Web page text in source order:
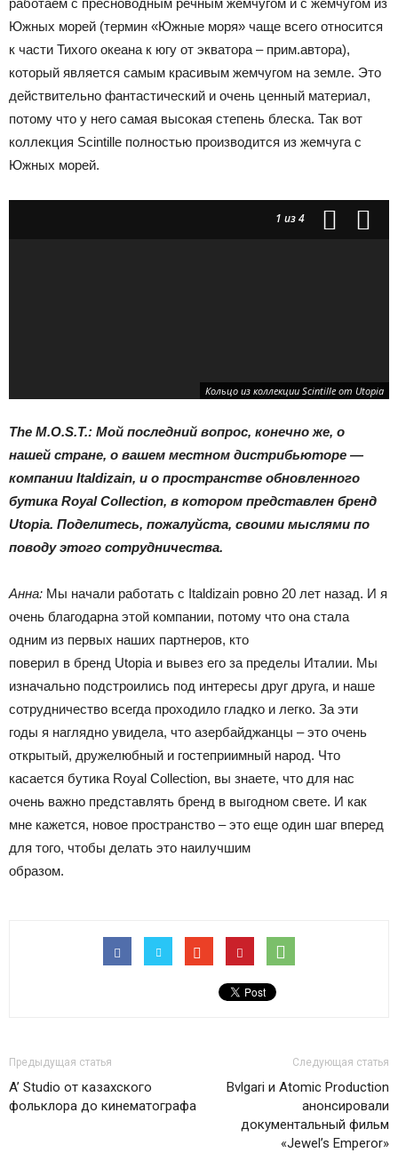
работаем с пресноводным речным жемчугом и с жемчугом из
Южных морей (термин «Южные моря» чаще всего относится
к части Тихого океана к югу от экватора – прим.автора),
который является самым красивым жемчугом на земле. Это
действительно фантастический и очень ценный материал,
потому что у него самая высокая степень блеска. Так вот
коллекция Scintille полностью производится из жемчуга с
Южных морей.
1 из 4
Кольцо из коллекции Scintille от Utopia
The M.O.S.T.: Мой последний вопрос, конечно же, о
нашей стране, о вашем местном дистрибьюторе —
компании Italdizain, и о пространстве обновленного
бутика Royal Collection, в котором представлен бренд
Utopia. Поделитесь, пожалуйста, своими мыслями по
поводу этого сотрудничества.
Анна: Мы начали работать с Italdizain ровно 20 лет назад. И я
очень благодарна этой компании, потому что она стала
одним из первых наших партнеров, кто
поверил в бренд Utopia и вывез его за пределы Италии. Мы
изначально подстроились под интересы друг друга, и наше
сотрудничество всегда проходило гладко и легко. За эти
годы я наглядно увидела, что азербайджанцы – это очень
открытый, дружелюбный и гостеприимный народ. Что
касается бутика Royal Collection, вы знаете, что для нас
очень важно представлять бренд в выгодном свете. И как
мне кажется, новое пространство – это еще один шаг вперед
для того, чтобы делать это наилучшим
образом.
Предыдущая статья
A’ Studio от казахского
фольклора до кинематографа
Следующая статья
Bvlgari и Atomic Production
анонсировали
документальный фильм
«Jewel’s Emperor»